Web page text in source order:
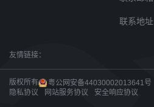
联系地址
友情链接：
版权所有
粤公网安备44030002013641号
隐私协议
网站服务协议 安全响应协议